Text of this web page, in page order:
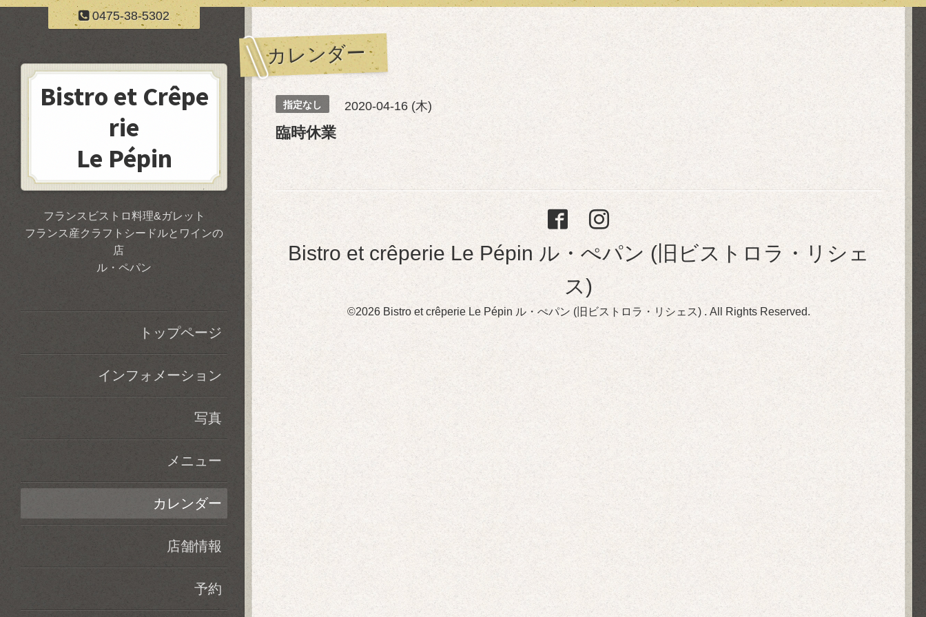
0475-38-5302
カレンダー
指定なし 2020-04-16 (木)
臨時休業
Bistro et crêperie Le Pépin ル・ぺパン (旧ビストロラ・リシェ
ス)
©2026 Bistro et crêperie Le Pépin ル・ぺパン (旧ビストロラ・リシェス) . All Rights Reserved.
Bistro et Crêpe
rie
Le Pépin
フランスビストロ料理&ガレット
フランス産クラフトシードルとワインの
店
ル・ペパン
トップページ
インフォメーション
写真
メニュー
カレンダー
店舗情報
予約